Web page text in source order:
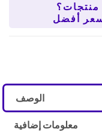
الوصف
معلومات إضافية